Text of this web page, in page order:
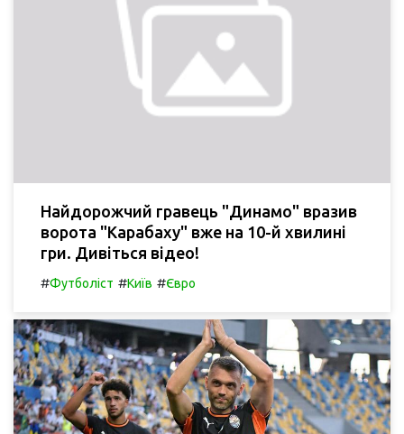
Найдорожчий гравець "Динамо" вразив
ворота "Карабаху" вже на 10-й хвилині
гри. Дивіться відео!
#Футболіст #Київ #Євро